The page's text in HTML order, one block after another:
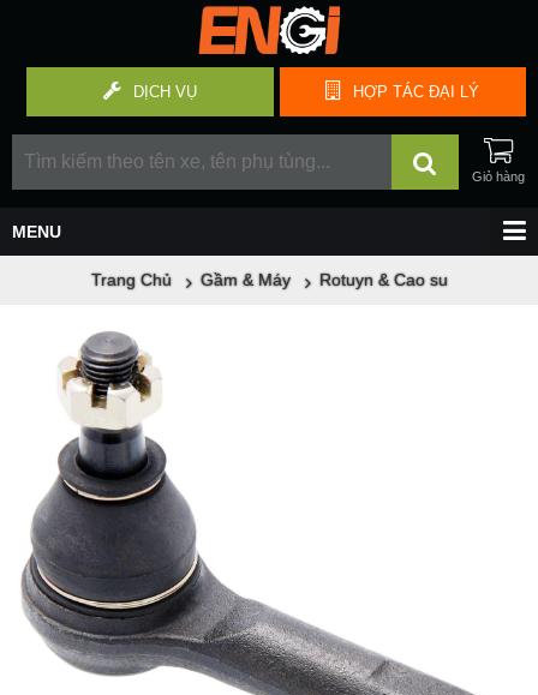
HỢP TÁC ĐẠI LÝ
DỊCH VỤ
Trang Chủ Gầm & Máy Rotuyn & Cao su